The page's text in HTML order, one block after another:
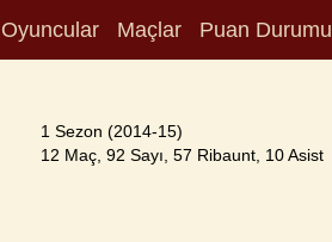
Oyuncular Maçlar Puan Durumu
1 Sezon (2014-15)
12 Maç, 92 Sayı, 57 Ribaunt, 10 Asist